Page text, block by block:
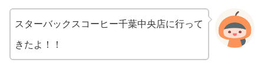
スターバックスコーヒー千葉中央店に行って
きたよ！！